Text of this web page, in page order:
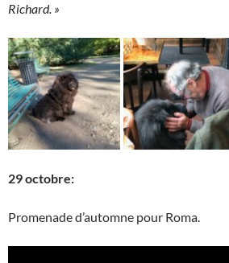
Richard. »
29 octobre:
Promenade d’automne pour Roma.